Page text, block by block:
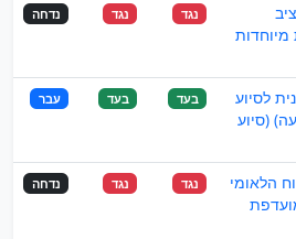
מיוחדות
נגד נגד נדחה
לסיוע
(סיוע
בעד בעד עבר
הלאומי
נגד נגד נדחה